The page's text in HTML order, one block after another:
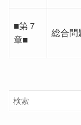
■第７
章■
総合問